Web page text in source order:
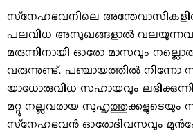
സ്‌നേഹഭവനിലെ
പലവിധ അസുഖങ്ങളാല്‍
മരുന്നിനായി ഓരോ മാസവും
വരുന്നുണ്ട്. പഞ്ചായത്തില്‍ നിന്നോ
യാധോരുവിധ സഹായവും
മറ്റു നല്ലവരായ
സ്‌നേഹഭവന്‍ ഓരോദിവസവും